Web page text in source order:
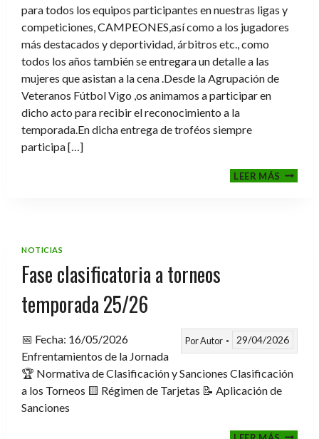
para todos los equipos participantes en nuestras ligas y
competiciones, CAMPEONES,así como a los jugadores
más destacados y deportividad, árbitros etc., como
todos los años también se entregara un detalle a las
mujeres que asistan a la cena .Desde la Agrupación de
Veteranos Fútbol Vigo ,os animamos a participar en
dicho acto para recibir el reconocimiento a la
temporada.En dicha entrega de troféos siempre
participa […]
LEER MÁSCENA-
NOTICIAS
Fase clasificatoria a torneos
temporada 25/26
PorAutor 29/04/2026
📅 Fecha: 16/05/2026
Enfrentamientos de la Jornada
🏆 Normativa de Clasificación y Sanciones Clasificación
a los Torneos 🟨 Régimen de Tarjetas 📝 Aplicación de
Sanciones
FASE